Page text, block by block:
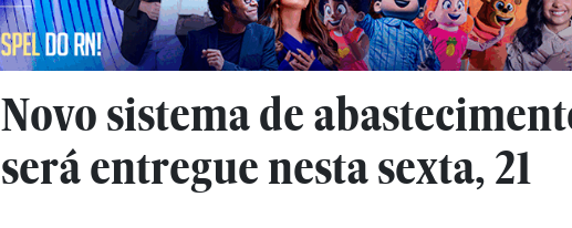
Novo sistema de
será entregue nesta sexta, 21